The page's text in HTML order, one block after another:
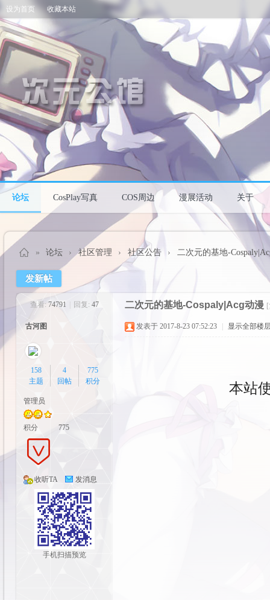
设为首页 收藏本站
论坛 CosPlay写真 COS周边 漫展活动 关于
pal
» 论坛 › 社区管理 › 社区公告 › 二次元的基地-
发新帖
查看: 74791 回复: 47 二次元的基地-Cospaly|Acg动漫
古河图
158
主题
4
回帖
775
积分
管理员
积分 775
收听TA 发消息
手机扫描预览
发表于 2017-8-23 07:52:23 显示全部楼
本站